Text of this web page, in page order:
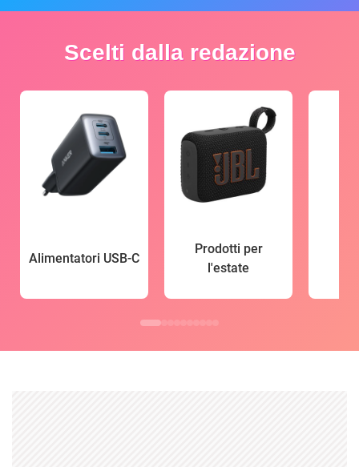
Scelti dalla redazione
Alimentatori USB-C
Prodotti per
l'estate